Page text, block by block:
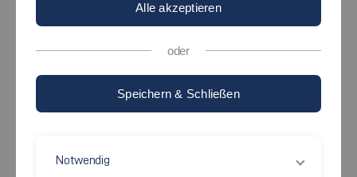
Yoga dient der Entspannung und der Ausgeglichenheit. Neben
Alle akzeptieren
oder
Speichern & Schließen
Notwendig